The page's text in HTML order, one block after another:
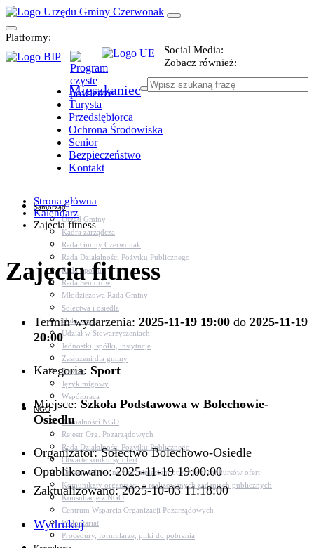
Platformy:
Social Media:
Zobacz również:
Mieszkaniec
Turysta
Przedsiębiorca
Ochrona Środowiska
Senior
Bezpieczeństwo
Kontakt
Samorząd
Urząd Gminy
Kadra zarządcza
Rada Gminy Czerwonak
Rada Działalności Pożytku Publicznego
Rada Sportu
Rada Seniorów
Młodzieżowa Rada Gminy
Sołectwa i osiedla
Dokumenty
Udział w Stowarzyszeniach
Jednostki, spółki, instytucje
Zasłużeni dla gminy
Petycje
Język migowy
Współpraca
NGO
Aktualności NGO
Rejestr Org. Pozarządowych
Rada Działalności Pożytku Publicznego
Otwarte konkursy ofert
Dotacje udzielone z pominięciem otwartych konkursów ofert
Komunikaty organizacji o realizowanych zadaniach publicznych
Konsultacje z NGO
Centrum Wsparcia Organizacji Pozarządowych
Wolontariat
Procedury, formularze, pliki do pobrania
Strona główna
Kalendarz
Zajęcia fitness
Zajęcia fitness
Termin wydarzenia: 2025-11-19 19:00 do 2025-11-19
20:00
Kategoria: Sport
Miejsce:Szkoła Podstawowa w Bolechowie-
Osiedlu
Organizator: Sołectwo Bolechowo-Osiedle
Opublikowano: 2025-11-19 19:00:00
Zaktualizowano: 2025-10-03 11:18:00
Wydrukuj